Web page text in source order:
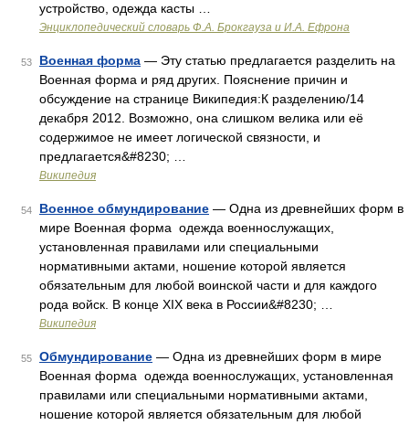
устройство, одежда касты …
Энциклопедический словарь Ф.А. Брокгауза и И.А. Ефрона
53 Военная форма — Эту статью предлагается разделить на
Военная форма и ряд других. Пояснение причин и
обсуждение на странице Википедия:К разделению/14
декабря 2012. Возможно, она слишком велика или её
содержимое не имеет логической связности, и
предлагается&#8230; …
Википедия
54 Военное обмундирование — Одна из древнейших форм в
мире Военная форма одежда военнослужащих,
установленная правилами или специальными
нормативными актами, ношение которой является
обязательным для любой воинской части и для каждого
рода войск. В конце XIX века в России&#8230; …
Википедия
55 Обмундирование — Одна из древнейших форм в мире
Военная форма одежда военнослужащих, установленная
правилами или специальными нормативными актами,
ношение которой является обязательным для любой